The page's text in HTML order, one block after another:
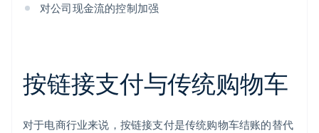
对公司现金流的控制加强
按链接支付与传统购物车
对于电商行业来说，按链接支付是传统购物车结账的替代